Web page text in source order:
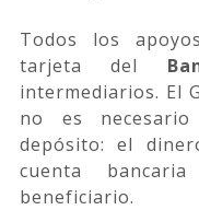
Todos los
tarjeta del
intermediarios. El
no es
depósito: el
cuenta
beneficiario.